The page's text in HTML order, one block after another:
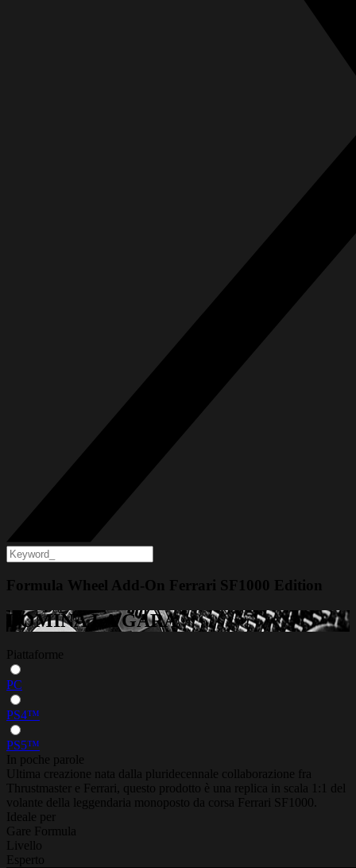
Formula Wheel Add-On Ferrari SF1000 Edition
DOMINA LA GARA
Piattaforme
PC
PS4™
PS5™
In poche parole
Ultima creazione nata dalla pluridecennale collaborazione fra
Thrustmaster e Ferrari, questo prodotto è una replica in scala 1:1 del
volante della leggendaria monoposto da corsa Ferrari SF1000.
Ideale per
Gare Formula
Livello
Esperto